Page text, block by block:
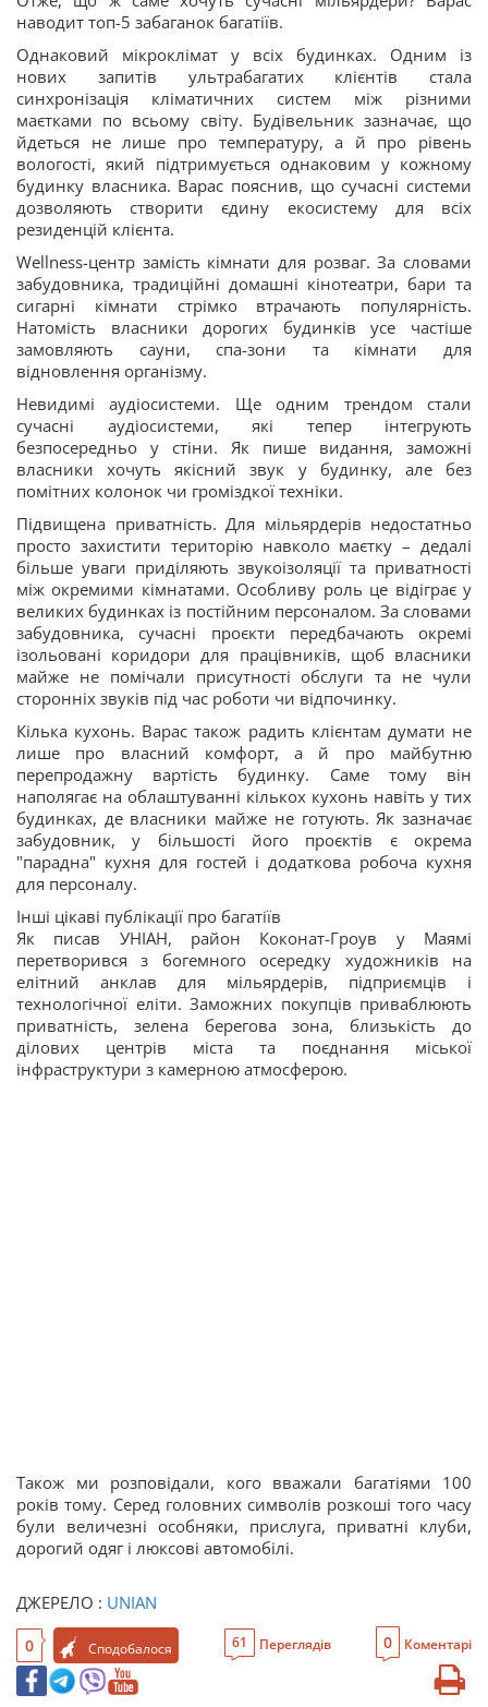
наводит топ-5 забаганок багатіїв.
Однаковий мікроклімат у всіх будинках. Одним із
нових запитів ультрабагатих клієнтів стала
синхронізація кліматичних систем між різними
маєтками по всьому світу. Будівельник зазначає, що
йдеться не лише про температуру, а й про рівень
вологості, який підтримується однаковим у кожному
будинку власника. Варас пояснив, що сучасні системи
дозволяють створити єдину екосистему для всіх
резиденцій клієнта.
Wellness-центр замість кімнати для розваг. За словами
забудовника, традиційні домашні кінотеатри, бари та
сигарні кімнати стрімко втрачають популярність.
Натомість власники дорогих будинків усе частіше
замовляють сауни, спа-зони та кімнати для
відновлення організму.
Невидимі аудіосистеми. Ще одним трендом стали
сучасні аудіосистеми, які тепер інтегрують
безпосередньо у стіни. Як пише видання, заможні
власники хочуть якісний звук у будинку, але без
помітних колонок чи громіздкої техніки.
Підвищена приватність. Для мільярдерів недостатньо
просто захистити територію навколо маєтку – дедалі
більше уваги приділяють звукоізоляції та приватності
між окремими кімнатами. Особливу роль це відіграє у
великих будинках із постійним персоналом. За словами
забудовника, сучасні проєкти передбачають окремі
ізольовані коридори для працівників, щоб власники
майже не помічали присутності обслуги та не чули
сторонніх звуків під час роботи чи відпочинку.
Кілька кухонь. Варас також радить клієнтам думати не
лише про власний комфорт, а й про майбутню
перепродажну вартість будинку. Саме тому він
наполягає на облаштуванні кількох кухонь навіть у тих
будинках, де власники майже не готують. Як зазначає
забудовник, у більшості його проєктів є окрема
"парадна" кухня для гостей і додаткова робоча кухня
для персоналу.
Інші цікаві публікації про багатіїв
Як писав УНІАН, район Коконат-Гроув у Маямі
перетворився з богемного осередку художників на
елітний анклав для мільярдерів, підприємців і
технологічної еліти. Заможних покупців приваблюють
приватність, зелена берегова зона, близькість до
ділових центрів міста та поєднання міської
інфраструктури з камерною атмосферою.
Також ми розповідали, кого вважали багатіями 100
років тому. Серед головних символів розкоші того часу
були величезні особняки, прислуга, приватні клуби,
дорогий одяг і люксові автомобілі.
ДЖЕРЕЛО : UNIAN
0 Сподобалося 61 Переглядів 0 Коментарі